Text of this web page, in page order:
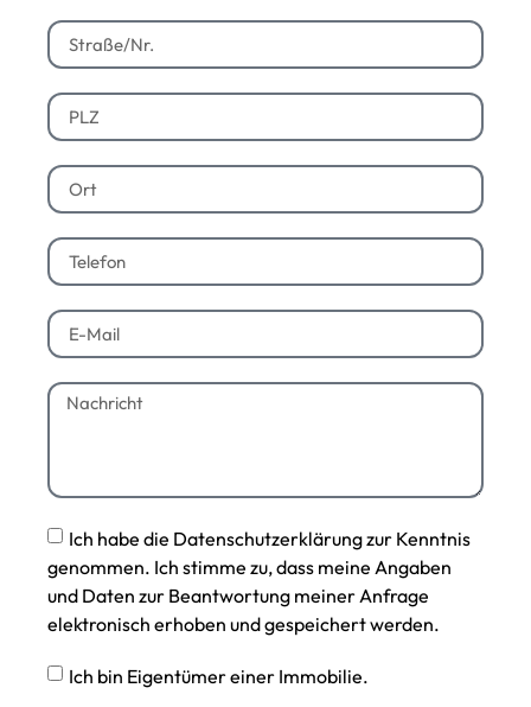
Ich habe die Datenschutzerklärung zur Kenntnis
genommen. Ich stimme zu, dass meine Angaben
und Daten zur Beantwortung meiner Anfrage
elektronisch erhoben und gespeichert werden.
Ich bin Eigentümer einer Immobilie.